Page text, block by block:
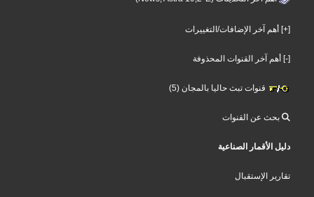
[+] أهم آخر الإضافات/التغييرات
[-] أهم آخر القنوات المحذوفة
قنوات تبث حاليا بالمجان (5)
بحث عن القنوات
دليل الأقمار الصناعية
تقارير الإستقبال